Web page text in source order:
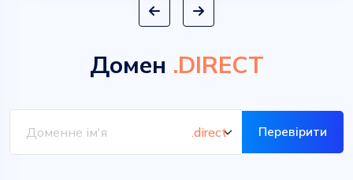
Домен .DIRECT
Перевірити